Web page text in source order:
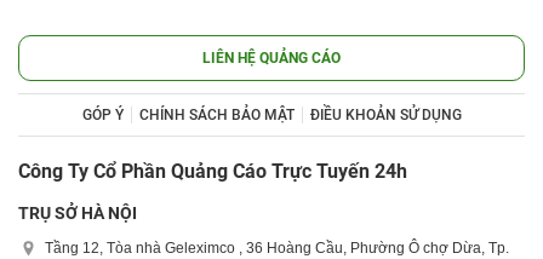
LIÊN HỆ QUẢNG CÁO
GÓP Ý CHÍNH SÁCH BẢO MẬT ĐIỀU KHOẢN SỬ DỤNG
Công Ty Cổ Phần Quảng Cáo Trực Tuyến 24h
TRỤ SỞ HÀ NỘI
Tầng 12, Tòa nhà Geleximco , 36 Hoàng Cầu, Phường Ô chợ Dừa, Tp.